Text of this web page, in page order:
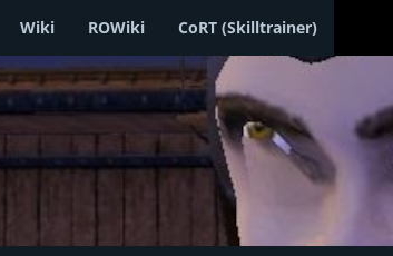
Wiki ROWiki CoRT (Skilltrainer)